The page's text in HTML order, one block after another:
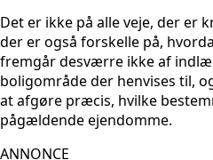
Det er ikke på alle veje, der er
der er også forskelle på,
fremgår desværre ikke af
boligområde der henvises til,
at afgøre præcis, hvilke
pågældende ejendomme.
ANNONCE